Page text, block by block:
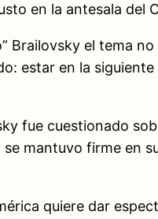
en la antesala del
Brailovsky el tema
estar en la
fue cuestionado
mantuvo firme en
quiere dar